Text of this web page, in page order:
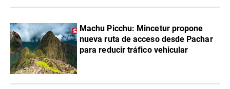
Machu Picchu: Mincetur propone
nueva ruta de acceso desde Pachar
para reducir tráfico vehicular